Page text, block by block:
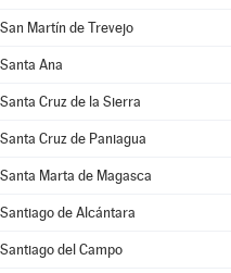
San Martín de Trevejo
Santa Ana
Santa Cruz de la Sierra
Santa Cruz de Paniagua
Santa Marta de Magasca
Santiago de Alcántara
Santiago del Campo